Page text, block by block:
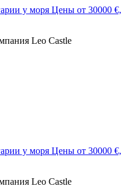
Leo Castle
Leo Castle